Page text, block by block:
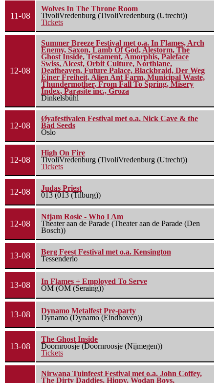
11-08
Wolves In The Throne Room
TivoliVredenburg (TivoliVredenburg (Utrecht))
Tickets
12-08
Summer Breeze Festival met o.a. In Flames, Arch
Enemy, Saxon, Lamb Of God, Alestorm, The
Ghost Inside, Testament, Amorphis, Paleface
Swiss, Alcest, Orbit Culture, Northlane,
Deafheaven, Future Palace, Blackbraid, Der Weg
Einer Freiheit, Alien Ant Farm, Municipal Waste,
Thundermother, From Fall To Spring, Misery
Index, Parasite inc., Groza
Dinkelsbühl
12-08
Øyafestivalen Festival met o.a. Nick Cave & the
Bad Seeds
Oslo
12-08
High On Fire
TivoliVredenburg (TivoliVredenburg (Utrecht))
Tickets
12-08
Judas Priest
013 (013 (Tilburg))
12-08
Ntjam Rosie - Who I Am
Theater aan de Parade (Theater aan de Parade (Den
Bosch))
13-08
Berg Feest Festival met o.a. Kensington
Tessenderlo
13-08
In Flames + Employed To Serve
OM (OM (Seraing))
13-08
Dynamo Metalfest Pre-party
Dynamo (Dynamo (Eindhoven))
13-08
The Ghost Inside
Doornroosje (Doornroosje (Nijmegen))
Tickets
Nirwana Tuinfeest Festival met o.a. John Coffey,
The Dirty Daddies, Hiqpy, Wodan Boys,